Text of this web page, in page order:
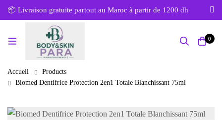
📦 Livraison gratuite partout au Maroc à partir de 1200 dh
0
Accueil
Products
Biomed Dentifrice Protection 2en1 Totale Blanchissant 75ml